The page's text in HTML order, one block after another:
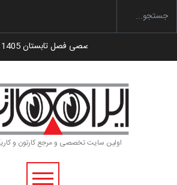
گزارش تصویری آیین اختتامیه و اهدای
اولین سایت تخصصی و مرجع کارتون و